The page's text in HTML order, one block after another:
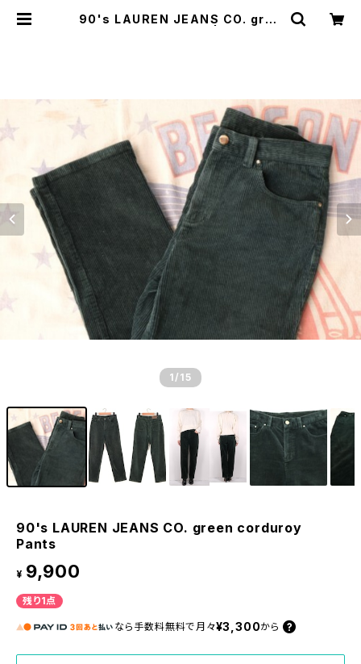
90's LAUREN JEANS CO. gree
1 /15
90's LAUREN JEANS CO. green corduroy
Pants
¥ 9,900
残り1点
なら 手数料無料で 月々¥3,300から